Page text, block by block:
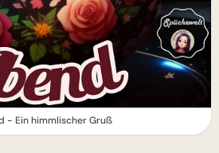
- Ein himmlischer Gruß